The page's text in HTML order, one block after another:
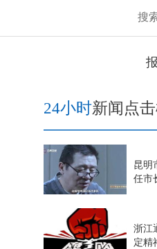
搜
24小时新闻点
昆明
任市
浙江
定精